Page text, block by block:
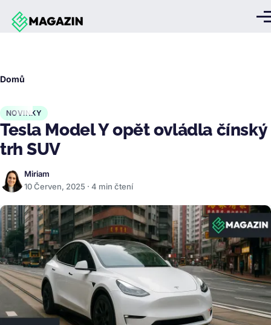
Přejít k hlavnímu obsahu
Domů
NOVINKY
Tesla Model Y opět ovládla čínský
trh SUV
Miriam
10 Červen, 2025 · 4 min čtení